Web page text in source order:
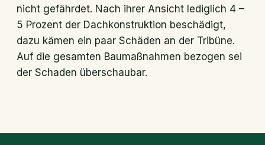
nicht gefährdet. Nach ihrer Ansicht lediglich 4 –
5 Prozent der Dachkonstruktion beschädigt,
dazu kämen ein paar Schäden an der Tribüne.
Auf die gesamten Baumaßnahmen bezogen sei
der Schaden überschaubar.